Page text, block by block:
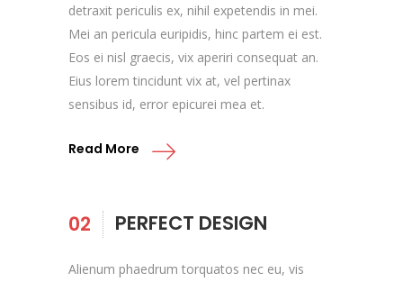
detraxit periculis ex, nihil expetendis in mei.
Mei an pericula euripidis, hinc partem ei est.
Eos ei nisl graecis, vix aperiri consequat an.
Eius lorem tincidunt vix at, vel pertinax
sensibus id, error epicurei mea et.
Read More
02 PERFECT DESIGN
Alienum phaedrum torquatos nec eu, vis